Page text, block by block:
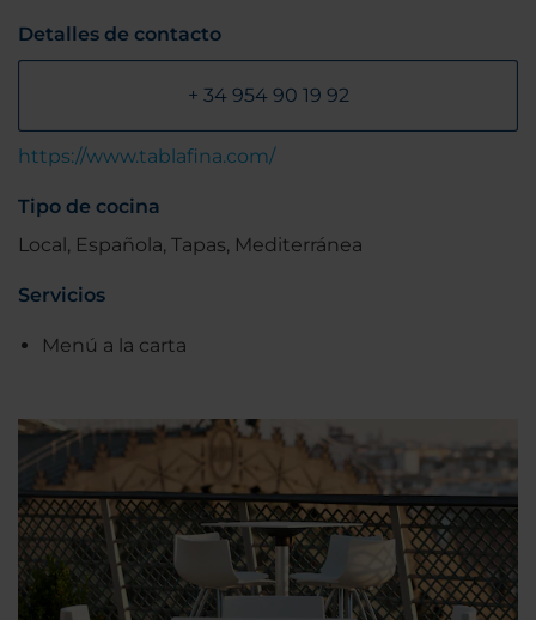
Detalles de contacto
+ 34 954 90 19 92
https://www.tablafina.com/
Tipo de cocina
Local, Española, Tapas, Mediterránea
Servicios
Menú a la carta